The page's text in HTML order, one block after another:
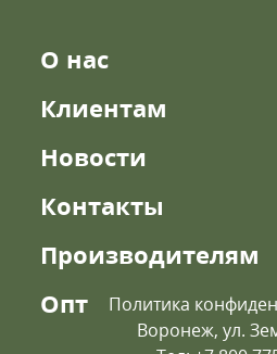
О нас
Клиентам
Новости
Контакты
Производителям
Опт
Политика
Воронеж, ул.